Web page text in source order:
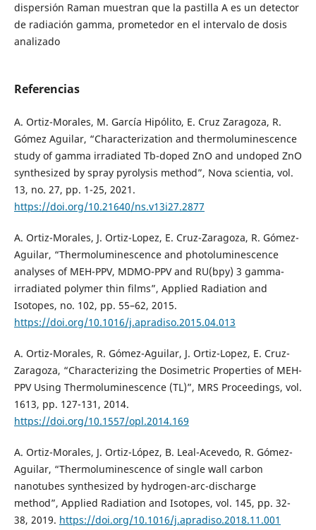
dispersión Raman muestran que la pastilla A es un detector
de radiación gamma, prometedor en el intervalo de dosis
analizado
Referencias
A. Ortiz-Morales, M. García Hipólito, E. Cruz Zaragoza, R.
Gómez Aguilar, “Characterization and thermoluminescence
study of gamma irradiated Tb-doped ZnO and undoped ZnO
synthesized by spray pyrolysis method”, Nova scientia, vol.
13, no. 27, pp. 1-25, 2021.
https://doi.org/10.21640/ns.v13i27.2877
A. Ortiz-Morales, J. Ortiz-Lopez, E. Cruz-Zaragoza, R. Gómez-
Aguilar, “Thermoluminescence and photoluminescence
analyses of MEH-PPV, MDMO-PPV and RU(bpy) 3 gamma-
irradiated polymer thin films”, Applied Radiation and
Isotopes, no. 102, pp. 55–62, 2015.
https://doi.org/10.1016/j.apradiso.2015.04.013
A. Ortiz-Morales, R. Gómez-Aguilar, J. Ortiz-Lopez, E. Cruz-
Zaragoza, “Characterizing the Dosimetric Properties of MEH-
PPV Using Thermoluminescence (TL)”, MRS Proceedings, vol.
1613, pp. 127-131, 2014.
https://doi.org/10.1557/opl.2014.169
A. Ortiz-Morales, J. Ortiz-López, B. Leal-Acevedo, R. Gómez-
Aguilar, “Thermoluminescence of single wall carbon
nanotubes synthesized by hydrogen-arc-discharge
method”, Applied Radiation and Isotopes, vol. 145, pp. 32-
38, 2019. https://doi.org/10.1016/j.apradiso.2018.11.001